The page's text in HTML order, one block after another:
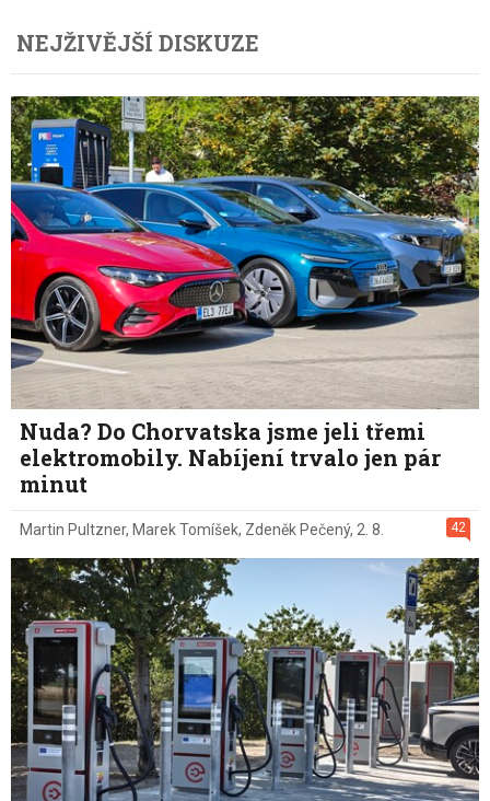
NEJŽIVĚJŠÍ DISKUZE
Nuda? Do Chorvatska jsme jeli třemi
elektromobily. Nabíjení trvalo jen pár
minut
42
Martin Pultzner, Marek Tomíšek, Zdeněk Pečený, 2. 8.